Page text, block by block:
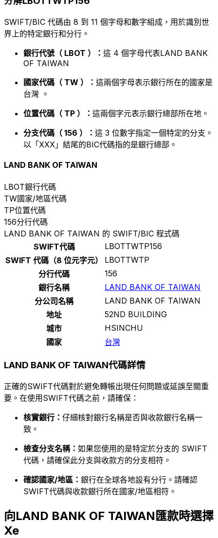
SWIFT/BIC 代碼由 8 到 11 個字母和數字組成，用於識別世
界上的特定銀行和分行。
銀行代號（ LBOT ）： 這 4 個字母代表LAND BANK
OF TAIWAN
國家代碼（ TW ）： 這兩個字母表示銀行所在的國家是
台灣 。
位置代碼（ TP ）： 這兩個字元表示銀行總部所在地。
分支代碼（ 156 ）： 這 3 位數字指定一個特定的分支。
以「XXX」結尾的BIC代碼指的是銀行總部。
LAND BANK OF TAIWAN
LBOT銀行代碼
TW國家/地區代碼
TP位置代碼
156分行代碼
LAND BANK OF TAIWAN 的 SWIFT/BIC 程式碼
SWIFT代碼
LBOTTWTP156
SWIFT 代碼（8 位元字元）
LBOTTWTP
分行代碼
156
銀行名稱
LAND BANK OF TAIWAN
分公司名稱
LAND BANK OF TAIWAN
地址
52ND BUILDING
城市
HSINCHU
國家
台灣
LAND BANK OF TAIWAN代碼詳情
正確的SWIFT代碼對於避免轉帳出現任何問題或延誤至關重
要。在使用SWIFT代碼之前，請確保：
核實銀行： 仔細核對銀行名稱是否與收款銀行名稱一
致。
檢查分支名稱： 如果您使用的是特定於分支的 SWIFT
代碼，請確保此分支與收款方的分支相符。
確認國家/地區： 銀行在全球各地設有分行。請確認
SWIFT代碼與收款銀行所在國家/地區相符。
向LAND BANK OF TAIWAN匯款時選擇
Xe